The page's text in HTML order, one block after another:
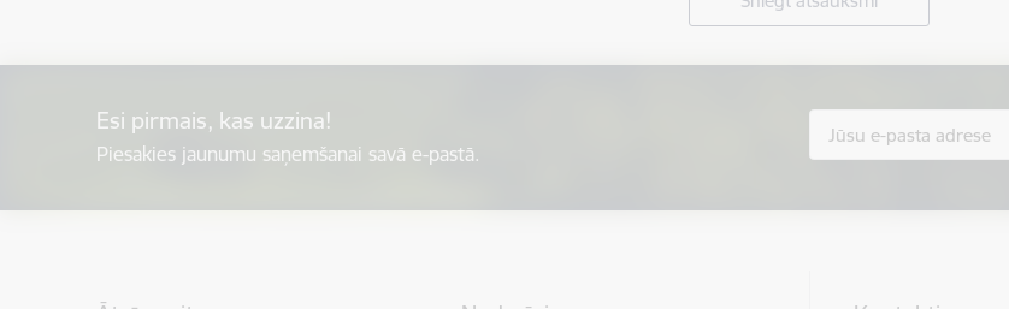
Esi pirmais, kas uzzina!
Piesakies jaunumu saņemšanai savā e-pastā.